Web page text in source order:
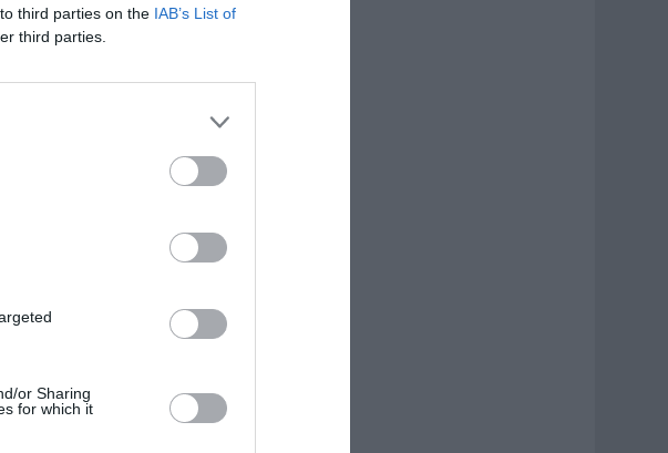
third parties on the IAB’s List of
third parties.
or Sharing
for which it